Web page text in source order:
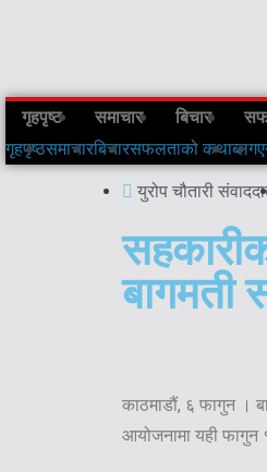
गृहपृष्ठ समाचार बिचार
गृहपृष्ठसमाचारबिचारसफलताको कथाब्लग
युरोप चौतारी
बागमती
काठमाडौं, ६ फागुन ।
आयोजनामा यही फागुन